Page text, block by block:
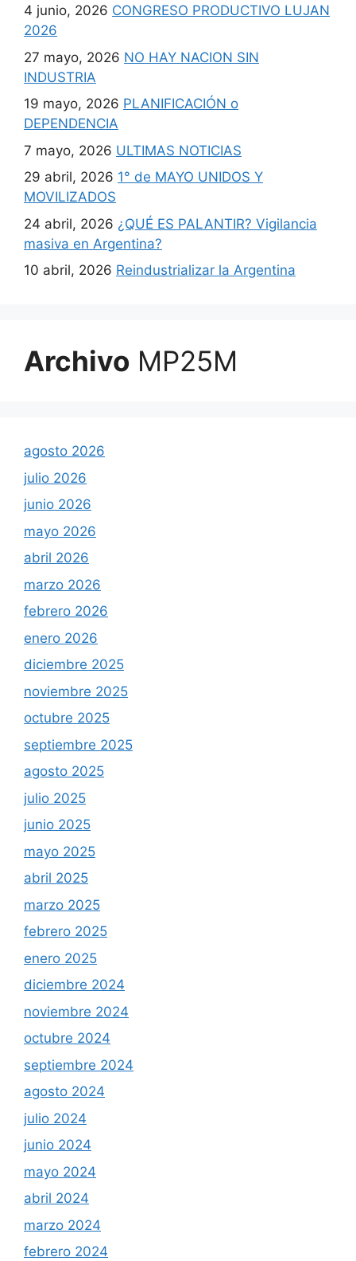
4 junio, 2026 CONGRESO PRODUCTIVO LUJAN
2026
27 mayo, 2026 NO HAY NACION SIN
INDUSTRIA
19 mayo, 2026 PLANIFICACIÓN o
DEPENDENCIA
7 mayo, 2026 ULTIMAS NOTICIAS
29 abril, 2026 1° de MAYO UNIDOS Y
MOVILIZADOS
24 abril, 2026 ¿QUÉ ES PALANTIR? Vigilancia
masiva en Argentina?
10 abril, 2026 Reindustrializar la Argentina
Archivo MP25M
agosto 2026
julio 2026
junio 2026
mayo 2026
abril 2026
marzo 2026
febrero 2026
enero 2026
diciembre 2025
noviembre 2025
octubre 2025
septiembre 2025
agosto 2025
julio 2025
junio 2025
mayo 2025
abril 2025
marzo 2025
febrero 2025
enero 2025
diciembre 2024
noviembre 2024
octubre 2024
septiembre 2024
agosto 2024
julio 2024
junio 2024
mayo 2024
abril 2024
marzo 2024
febrero 2024